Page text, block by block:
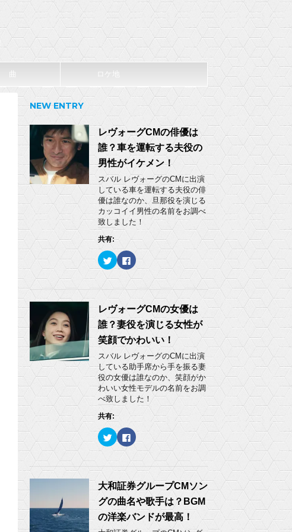
曲 ロケ地
NEW ENTRY
レヴォーグCMの俳優は
誰？車を運転する夫役の
男性がイケメン！
スバル レヴォーグのCMに出演
している車を運転する夫役の俳
優は誰なのか、旦那役を演じる
カッコイイ男性の名前をお調べ
致しました！
共有:
ク
リ
ク
し
T
w
i
t
t
e
r
で
共
有
新
し
い
ウ
ィ
ン
ド
ウ
で
開
き
す
)
F
a
e
o
k
で
共
有
す
る
に
は
ク
リ
ッ
ク
し
て
く
だ
さ
い
新
し
ウ
ィ
ン
ド
で
開
き
ま
す
レヴォーグCMの女優は
誰？妻役を演じる女性が
笑顔でかわいい！
スバル レヴォーグのCMに出演
している助手席から手を振る妻
役の女優は誰なのか、笑顔がか
わいい女性モデルの名前をお調
べ致しました！
共有:
ク
リ
ッ
し
て
w
i
t
t
e
r
で
F
a
b
k
で
共
有
す
る
に
大和証券グループCMソン
グの曲名や歌手は？BGM
の洋楽バンドが最高！